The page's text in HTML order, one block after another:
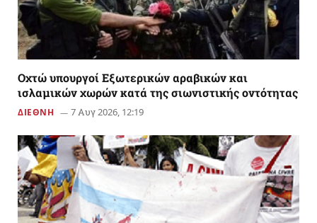
Οχτώ υπουργοί Εξωτερικών αραβικών και
ισλαμικών χωρών κατά της σιωνιστικής οντότητας
ΔΙΕΘΝΗ 7 Αυγ 2026, 12:19